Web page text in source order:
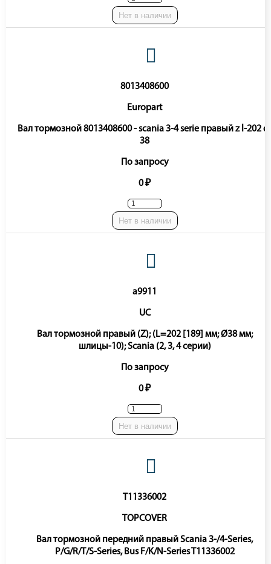
Нет в наличии
8013408600
Europart
Вал тормозной 8013408600 - scania 3-4 serie правый z l-202 d-
38
По запросу
0 ₽
Нет в наличии
a9911
UC
Вал тормозной правый (Z); (L=202 [189] мм; Ø38 мм;
шлицы-10); Scania (2, 3, 4 серии)
По запросу
0 ₽
Нет в наличии
T11336002
TOPCOVER
Вал тормозной передний правый Scania 3-/4-Series,
P/G/R/T/S-Series, Bus F/K/N-Series T11336002